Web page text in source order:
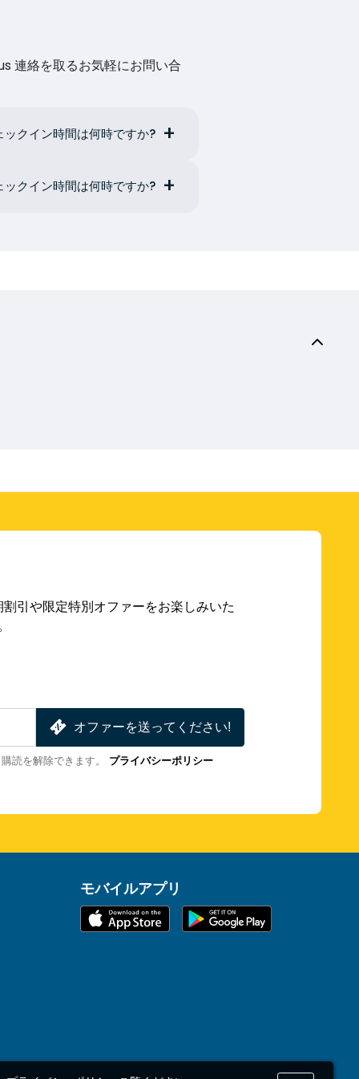
連絡を取るお気軽にお問い合
クイン時間は何時ですか?
クイン時間は何時ですか?
引や限定特別オファーをお楽しみいた
オファーを送ってください!
読を解除できます。 プライバシーポリシー
モバイルアプリ